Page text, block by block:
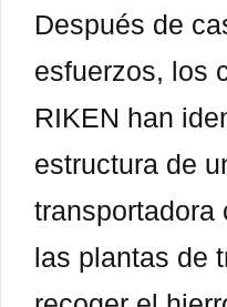
Después de
esfuerzos, los
RIKEN han
estructura de
transportadora
las plantas de